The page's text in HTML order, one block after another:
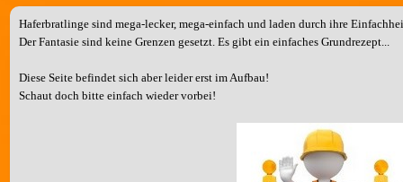
Haferbratlinge sind mega-lecker, mega-einfach und laden durch ihre
Der Fantasie sind keine Grenzen gesetzt. Es gibt ein einfaches Grundrezept...
Diese Seite befindet sich aber leider erst im Aufbau!
Schaut doch bitte einfach wieder vorbei!